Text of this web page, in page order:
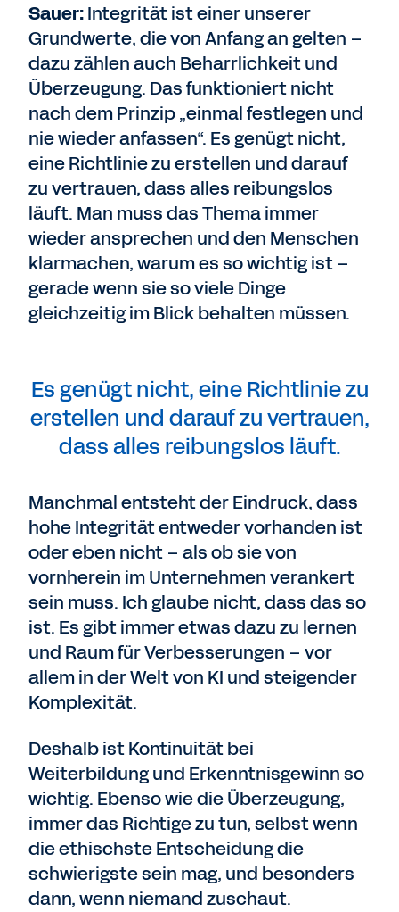
Sauer:Integrität ist einer unserer
Grundwerte, die von Anfang an gelten –
dazu zählen auch Beharrlichkeit und
Überzeugung. Das funktioniert nicht
nach dem Prinzip „einmal festlegen und
nie wieder anfassen“. Es genügt nicht,
eine Richtlinie zu erstellen und darauf
zu vertrauen, dass alles reibungslos
läuft. Man muss das Thema immer
wieder ansprechen und den Menschen
klarmachen, warum es so wichtig ist –
gerade wenn sie so viele Dinge
gleichzeitig im Blick behalten müssen.
Es genügt nicht, eine Richtlinie zu
erstellen und darauf zu vertrauen,
dass alles reibungslos läuft.
Manchmal entsteht der Eindruck, dass
hohe Integrität entweder vorhanden ist
oder eben nicht – als ob sie von
vornherein im Unternehmen verankert
sein muss. Ich glaube nicht, dass das so
ist. Es gibt immer etwas dazu zu lernen
und Raum für Verbesserungen – vor
allem in der Welt von KI und steigender
Komplexität.
Deshalb ist Kontinuität bei
Weiterbildung und Erkenntnisgewinn so
wichtig. Ebenso wie die Überzeugung,
immer das Richtige zu tun, selbst wenn
die ethischste Entscheidung die
schwierigste sein mag, und besonders
dann, wenn niemand zuschaut.